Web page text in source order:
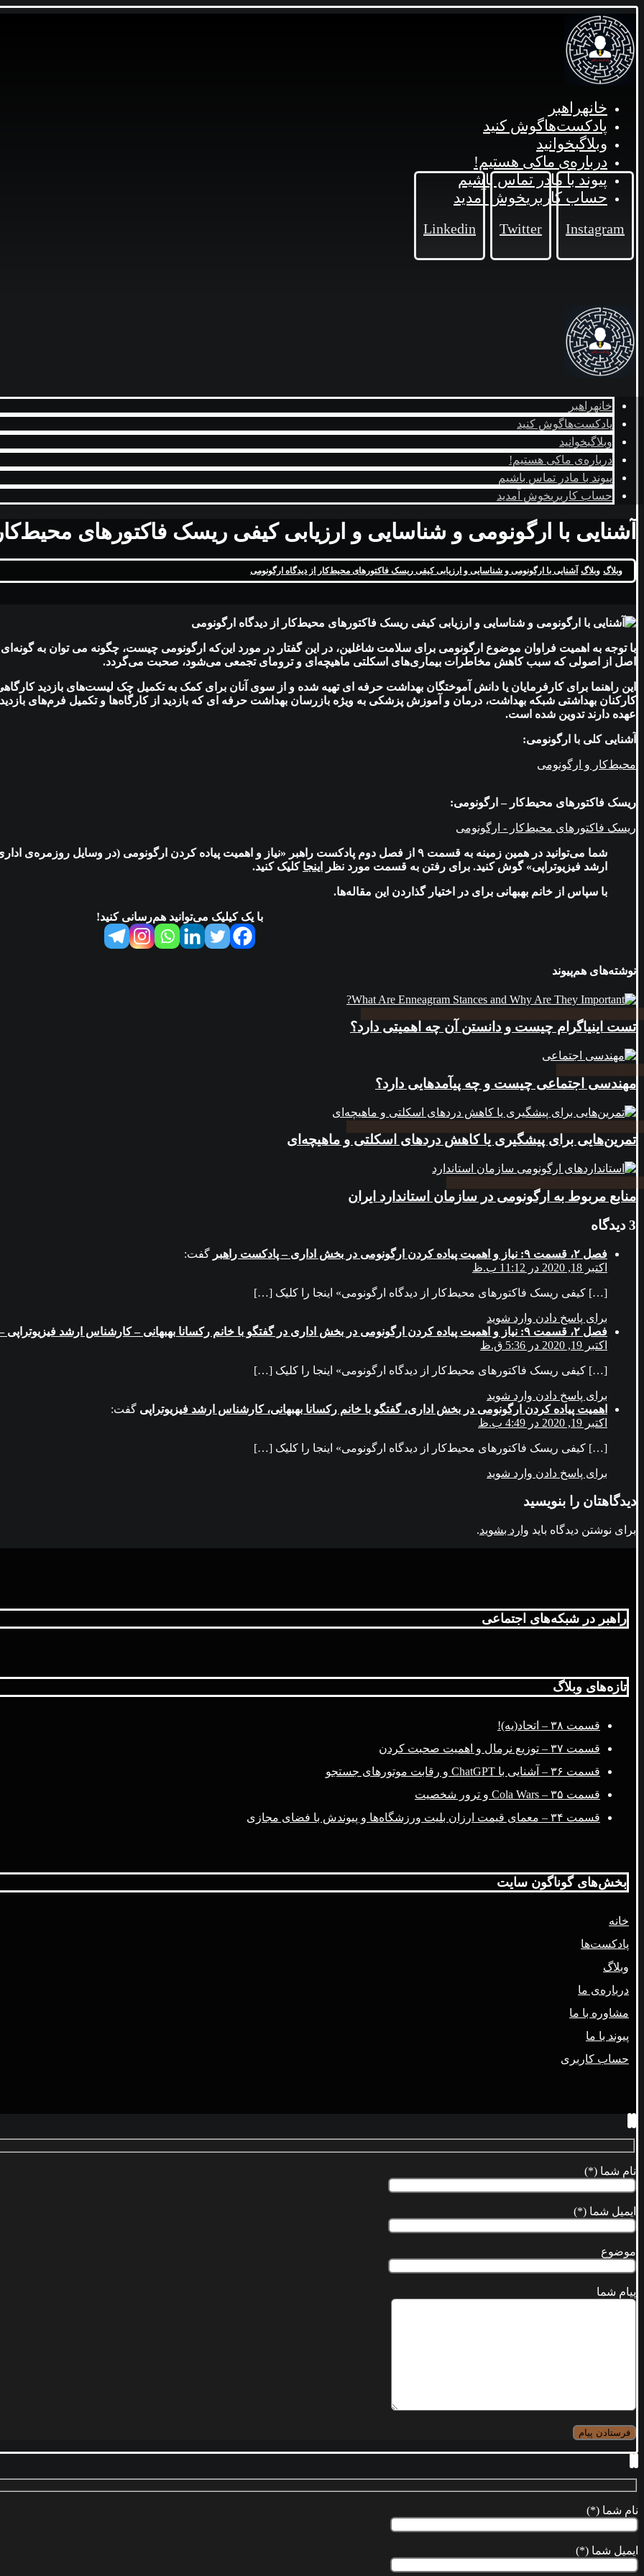
خانهراهبر
پادکست‌هاگوش کنید
وبلاگبخوانید
درباره‌ی ماکی هستیم!
پیوند با مادر تماس باشیم
حساب کاربریخوش آمدید
Linkedin Twitter Instagram
خانهراهبر
پادکست‌هاگوش کنید
وبلاگبخوانید
درباره‌ی ماکی هستیم!
پیوند با مادر تماس باشیم
حساب کاربریخوش آمدید
آشنایی با ارگونومی و شناسایی و ارزیابی کیفی ریسک فاکتورهای
وبلاگ وبلاگ آشنایی با ارگونومی و شناسایی و ارزیابی کیفی ریسک فاکتورهای محیط‌کار از دیدگاه ارگونومی
با توجه به اهمیت فراوان موضوع ارگونومی برای سلامت شاغلین، در این گفتار در مورد این‌که ارگونومی چیست، چگونه می توان به
اصل از اصولی که سبب کاهش مخاطرات بیماری‌های اسکلتی ماهیچه‌ای و ترومای تجمعی می‌شود، صحبت می‌گردد.
این راهنما برای کارفرمایان یا دانش آموختگان بهداشت حرفه ای تهیه شده و از سوی آنان برای کمک به تکمیل چک لیست‌های بازدید
کارکنان بهداشتی شبکه بهداشت، درمان و آموزش پزشکی به ویژه بازرسان بهداشت حرفه ای که بازدید از کارگاه‌ها و تکمیل فرم‌های
عهده دارند تدوین شده است.
آشنایی کلی با ارگونومی:
محیط‌کار و ارگونومی
ریسک فاکتورهای محیط‌کار – ارگونومی:
ریسک فاکتورهای محیط‌کار - ارگونومی
شما می‌توانید در همین زمینه به قسمت ۹ از فصل دوم پادکست راهبر «نیاز و اهمیت پیاده کردن ارگونومی (در
ارشد فیزیوتراپی» گوش کنید. برای رفتن به قسمت مورد نظر
اینجا کلیک کنید.
با سپاس از خانم بهبهانی برای در اختیار گذاردن این مقاله‌ها.
با یک کیلیک می‌توانید هم‌رسانی کنید!
نوشته‌های هم‌پیوند
تست اینیاگرام چیست و دانستن آن چه اهمیتی دارد؟
مهندسی اجتماعی چیست و چه پیآمدهایی دارد؟
تمرین‌هایی برای پیشگیری یا کاهش دردهای اسکلتی و ماهیچه‌ای
منابع مربوط به ارگونومی در سازمان استاندارد ایران
3 دیدگاه
فصل ۲، قسمت ۹: نیاز و اهمیت پیاده کردن ارگونومی در بخش اداری – پادکست راهبر
گفت:
اکتبر 18, 2020 در 11:12 ب.ظ
[…] کیفی ریسک فاکتورهای محیط‌کار از دیدگاه ارگونومی» اینجا را کلیک […]
برای پاسخ دادن وارد شوید
فصل ۲، قسمت ۹: نیاز و اهمیت پیاده کردن ارگونومی در بخش اداری در گفتگو با خانم رکسانا بهبهانی – کارشناس ارشد فیزیوتراپی – پادکست راهبر
اکتبر 19, 2020 در 5:36 ق.ظ
[…] کیفی ریسک فاکتورهای محیط‌کار از دیدگاه ارگونومی» اینجا را کلیک […]
برای پاسخ دادن وارد شوید
اهمیت پیاده کردن ارگونومی در بخش اداری، گفتگو با خانم رکسانا بهبهانی، کارشناس ارشد فیزیوتراپی گفت:
اکتبر 19, 2020 در 4:49 ب.ظ
[…] کیفی ریسک فاکتورهای محیط‌کار از دیدگاه ارگونومی» اینجا را کلیک […]
برای پاسخ دادن وارد شوید
دیدگاهتان را بنویسید
برای نوشتن دیدگاه باید وارد بشوید.
راهبر در شبکه‌های اجتماعی
تازه‌های وبلاگ
قسمت ۳۸ – اتحاد(یه)!
قسمت ۳۷ – توزیع نرمال و اهمیت صحبت کردن
قسمت ۳۶ – آشنایی با ChatGPT و رقابت موتورهای جستجو
قسمت ۳۵ – Cola Wars و ترور شخصیت
قسمت ۳۴ – معمای قیمت ارزان بلیت ورزشگاه‌ها و پیوندش با فضای مجازی
بخش‌های گوناگون سایت
خانه
پادکست‌ها
وبلاگ
درباره‌ی ما
مشاوره با ما
پیوند با ما
حساب کاربری
نام شما (*)
ایمیل شما (*)
موضوع
پیام شما
نام شما (*)
ایمیل شما (*)